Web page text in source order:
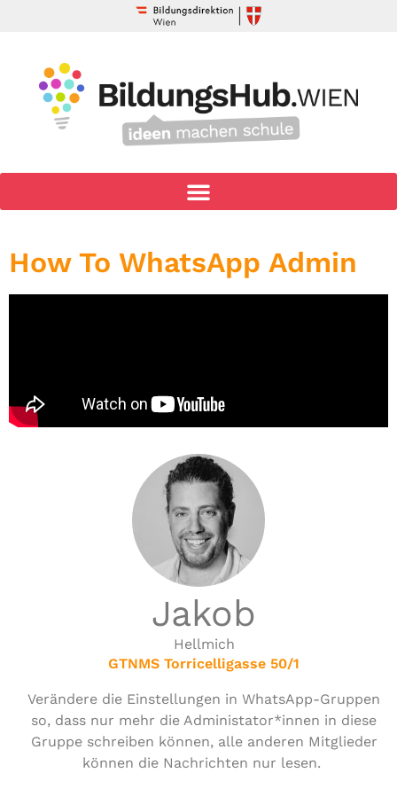
How To WhatsApp Admin
Jakob
Hellmich
GTNMS Torricelligasse 50/1
Verändere die Ein­stel­lun­gen in WhatsApp-Gruppen
so, dass nur mehr die Administator*innen in diese
Gruppe schreiben können, alle anderen Mit­glie­der
können die Nach­rich­ten nur lesen.